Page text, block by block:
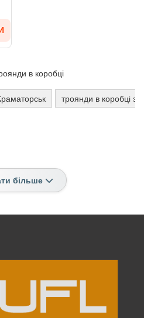
в коробці
троянди в коробці з
більше